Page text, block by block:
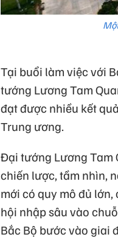
Tại buổi làm việc với
tướng Lương Tam
đạt được nhiều kết
Trung ương.
Đại tướng Lương Tam
chiến lược, tầm nhìn,
mới có quy mô đủ
hội nhập sâu vào
Bắc Bộ bước vào giai